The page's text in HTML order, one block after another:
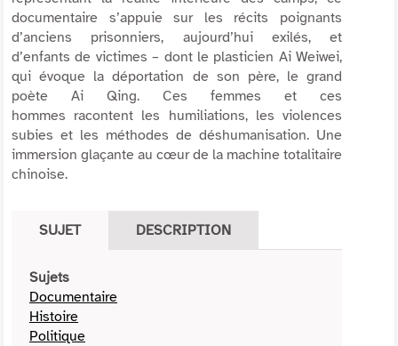
documentaire s’appuie sur les récits poignants
d’anciens prisonniers, aujourd’hui exilés, et
d’enfants de victimes – dont le plasticien Ai Weiwei,
qui évoque la déportation de son père, le grand
poète Ai Qing. Ces femmes et ces
hommes racontent les humiliations, les violences
subies et les méthodes de déshumanisation. Une
immersion glaçante au cœur de la machine totalitaire
chinoise.
SUJET DESCRIPTION
Sujets
Documentaire
Histoire
Politique